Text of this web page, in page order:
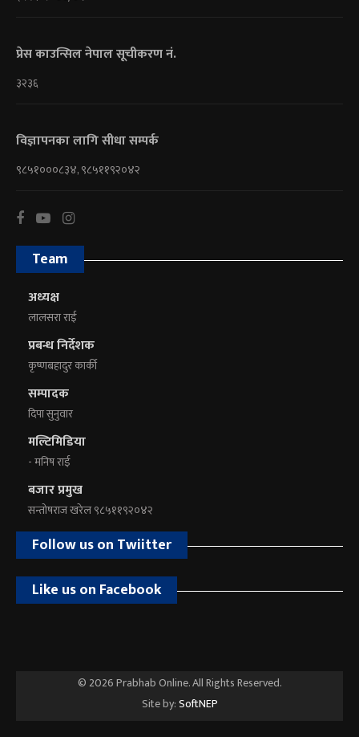
प्रेस काउन्सिल नेपाल सूचीकरण नं.
३२३६
विज्ञापनका लागि सीधा सम्पर्क
९८५१०००८३४, ९८५११९२०४२
Team
अध्यक्ष
लालसरा राई
प्रबन्ध निर्देशक
कृष्णबहादुर कार्की
सम्पादक
दिपा सुनुवार
मल्टिमिडिया
- मनिष राई
बजार प्रमुख
सन्तोषराज खरेल ९८५११९२०४२
Follow us on Twiitter
Like us on Facebook
© 2026 Prabhab Online. All Rights Reserved.
Site by:SoftNEP